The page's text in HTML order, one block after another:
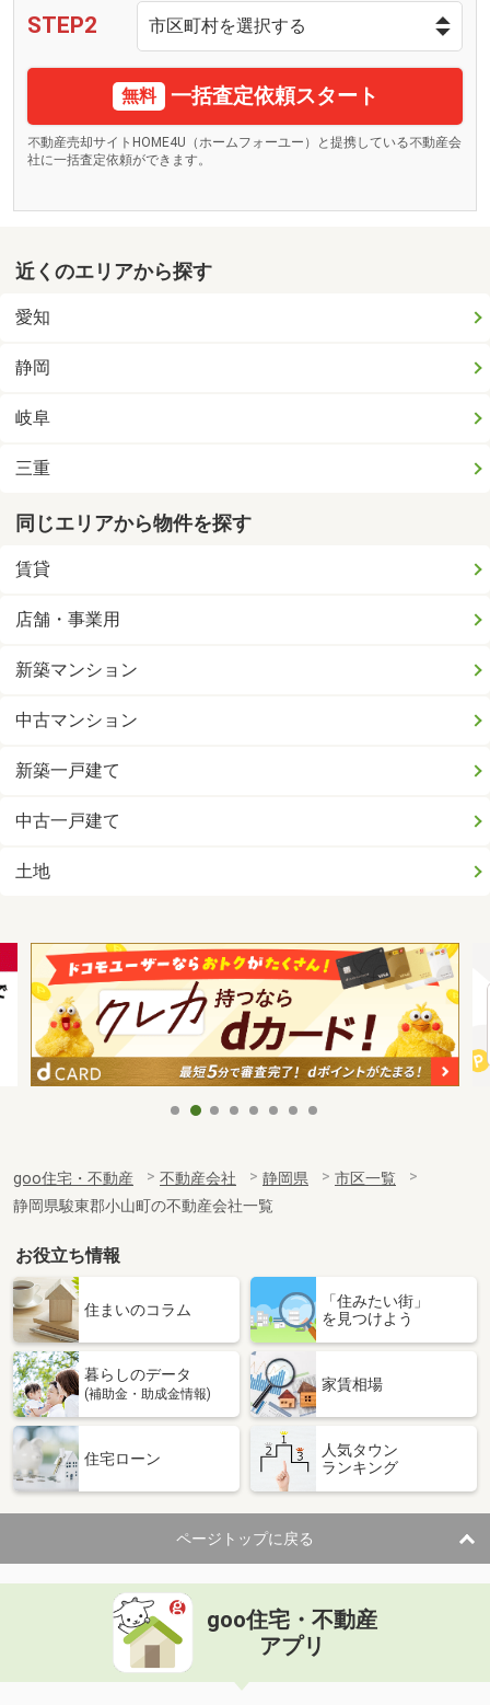
STEP2
無料 一括査定依頼スタート
不動産売却サイトHOME4U（ホームフォーユー）と提携している不動産会
社に一括査定依頼ができます。
近くのエリアから探す
愛知
静岡
岐阜
三重
同じエリアから物件を探す
賃貸
店舗・事業用
新築マンション
中古マンション
新築一戸建て
中古一戸建て
土地
goo住宅・不動産 不動産会社 静岡県
市区一覧
静岡県駿東郡小山町の不動産会社一覧
お役立ち情報
住まいのコラム
「住みたい街」
を見つけよう
暮らしのデータ
(補助金・助成金情報)
家賃相場
住宅ローン
人気タウン
ランキング
ページトップに戻る
goo住宅・不動産
アプリ